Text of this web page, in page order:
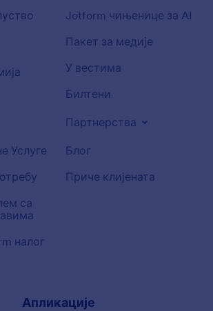
Услуге
са
налог
Jotform чињенице за AI
Пакет за медије
У вестима
Билтени
Партнерства
Блог
Приче клијената
Апликације